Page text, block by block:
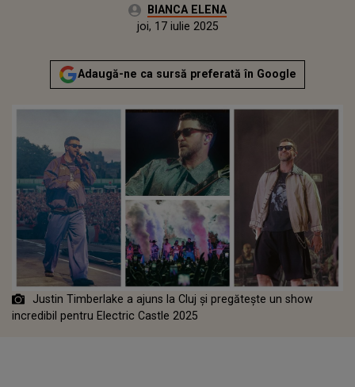
Autor:BIANCA ELENA
Actualizat:
joi, 17 iulie 2025
Adaugă-ne ca sursă preferată în Google
Justin Timberlake a ajuns la Cluj și pregătește un show
incredibil pentru Electric Castle 2025